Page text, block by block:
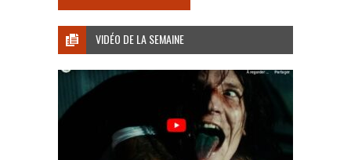
VIDÉO DE LA SEMAINE